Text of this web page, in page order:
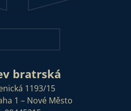
bratrská
1193/15
1 – Nové Město